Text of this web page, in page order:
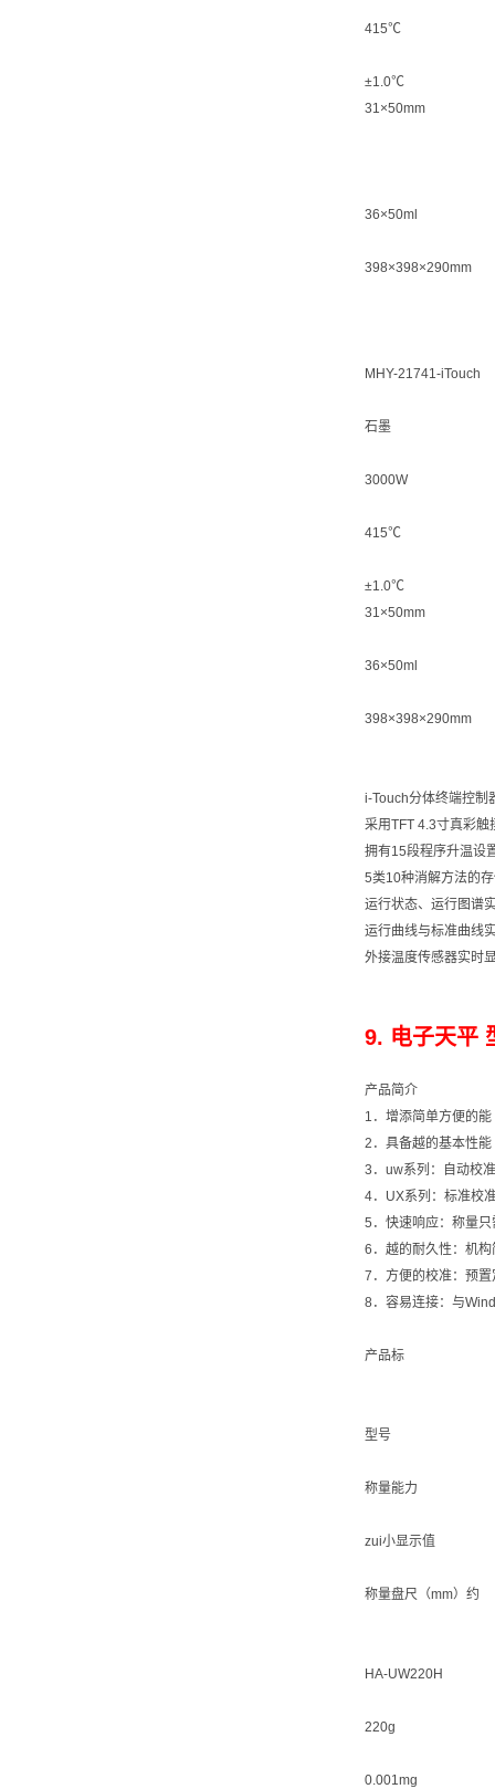
415℃
±1.0℃
31×50mm
36×50ml
398×398×290mm
MHY-21741-iTouch
石墨
3000W
415℃
±1.0℃
31×50mm
36×50ml
398×398×290mm
i-Touch分体终端控制
采用TFT 4.3寸真彩触
拥有15段程序升温设
5类10种消解方法的
运行状态、运行图谱
运行曲线与标准曲线
外接温度传感器实时
9. 电子天平
产品简介
1．增添简单方便的能
2．具备越的基本性能
3．uw系列：自动校
4．UX系列：标准校
5．快速响应：称量
6．越的耐久性：机
7．方便的校准：预
8．容易连接：与
产品标
型号
称量能力
zui小显示值
称量盘尺（mm）约
HA-UW220H
220g
0.001mg